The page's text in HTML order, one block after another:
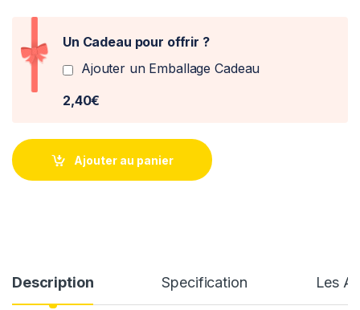
Un Cadeau pour offrir ?
Ajouter un Emballage Cadeau
2,40€
Ajouter au panier
Description Specification Les